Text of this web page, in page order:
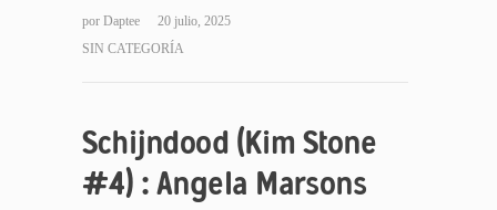
por Daptee
20 julio, 2025
SIN CATEGORÍA
Schijndood (Kim Stone
#4) : Angela Marsons